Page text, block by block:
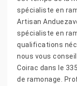
spécialiste en
Artisan
spécialiste en
qualifications
nous vous
Coirac dans le
de ramonage.